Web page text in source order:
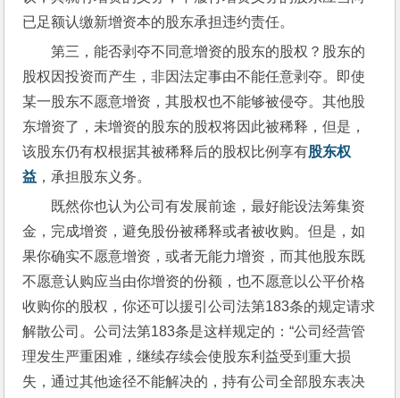
已足额认缴新增资本的股东承担违约责任。
第三，能否剥夺不同意增资的股东的股权？股东的
股权因投资而产生，非因法定事由不能任意剥夺。即使
某一股东不愿意增资，其股权也不能够被侵夺。其他股
东增资了，未增资的股东的股权将因此被稀释，但是，
该股东仍有权根据其被稀释后的股权比例享有股东权
益 ，承担股东义务。
既然你也认为公司有发展前途，最好能设法筹集资
金，完成增资，避免股份被稀释或者被收购。但是，如
果你确实不愿意增资，或者无能力增资，而其他股东既
不愿意认购应当由你增资的份额，也不愿意以公平价格
收购你的股权，你还可以援引公司法第183条的规定请求
解散公司。公司法第183条是这样规定的：“公司经营管
理发生严重困难，继续存续会使股东利益受到重大损
失，通过其他途径不能解决的，持有公司全部股东表决